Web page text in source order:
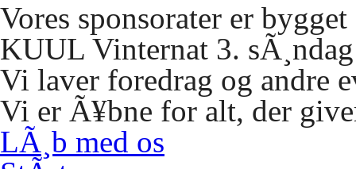
Vores sponsorater er
KUUL Vinternat 3.
Vi laver foredrag og andre
Vi er Ã¥bne for alt, der
LÃ¸b med os